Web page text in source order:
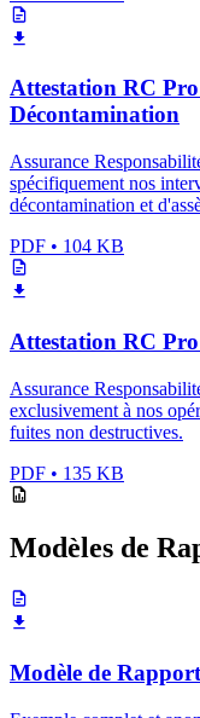
Attestation RC
Décontamination
Assurance
spécifiquement nos
décontamination et
PDF • 104 KB
Attestation RC
Assurance
exclusivement à nos
fuites non destructives.
PDF • 135 KB
Modèles de
Modèle de